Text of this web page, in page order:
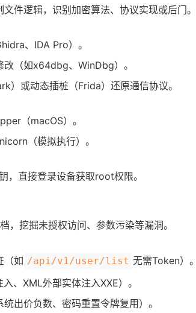
件逻辑，识别加密算法、协议实现或后门。
、IDA Pro）。
改（如x64dbg、WinDbg）。
）或动态插桩（Frida）还原通信协议。
（macOS）。
（模拟执行）。
，直接登录设备获取root权限。
，挖掘未授权访问、参数污染等漏洞。
（如 /api/v1/user/list 无需Token）。
、XML外部实体注入XXE）。
出价负数、密码重置令牌复用）。